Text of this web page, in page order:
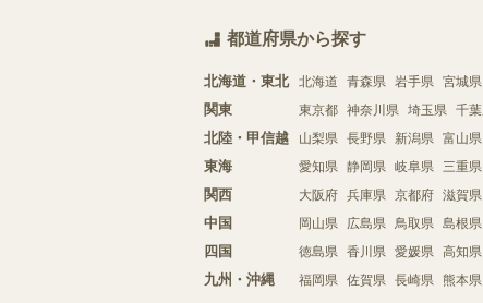
都道府県から探す
北海道・東北 北海道 青森県 岩手県 宮城県
関東 東京都 神奈川県 埼玉県 千
北陸・甲信越 山梨県 長野県 新潟県 富山県
東海 愛知県 静岡県 岐阜県 三重県
関西 大阪府 兵庫県 京都府 滋賀県
中国 岡山県 広島県 鳥取県 島根県
四国 徳島県 香川県 愛媛県 高知県
九州・沖縄 福岡県 佐賀県 長崎県 熊本県